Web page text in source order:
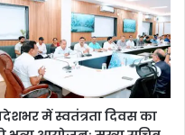
में स्वतंत्रता दिवस का